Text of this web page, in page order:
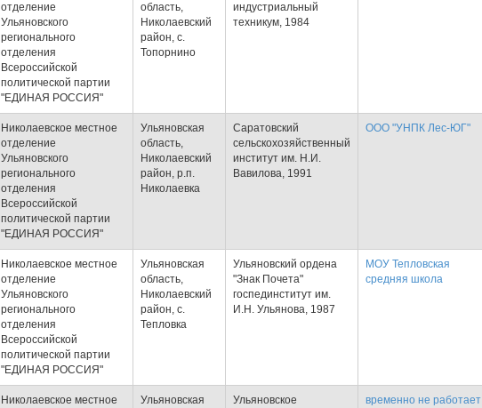
отделение
Ульяновского
регионального
отделения
Всероссийской
политической партии
"ЕДИНАЯ РОССИЯ"
область,
Николаевский
район, с.
Топорнино
индустриальный
техникум, 1984
Николаевское местное
отделение
Ульяновского
регионального
отделения
Всероссийской
политической партии
"ЕДИНАЯ РОССИЯ"
Ульяновская
область,
Николаевский
район, р.п.
Николаевка
Саратовский
сельскохозяйственный
институт им. Н.И.
Вавилова, 1991
ООО "УНПК Лес-ЮГ"
Николаевское местное
отделение
Ульяновского
регионального
отделения
Всероссийской
политической партии
"ЕДИНАЯ РОССИЯ"
Ульяновская
область,
Николаевский
район, с.
Тепловка
Ульяновский ордена
"Знак Почета"
госпединститут им.
И.Н. Ульянова, 1987
МОУ Тепловская
средняя школа
Николаевское местное
Ульяновская
Ульяновское
временно не работает